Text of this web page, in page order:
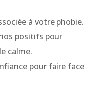
à votre phobie.
positifs pour
calme.
pour faire face